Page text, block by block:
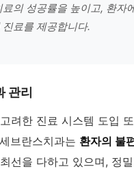
의 성공률을 높이고, 환자
료를 제공합니다.
관리
려한 진료 시스템 도입
브란스치과는 환자의 불
선을 다하고 있으며, 정